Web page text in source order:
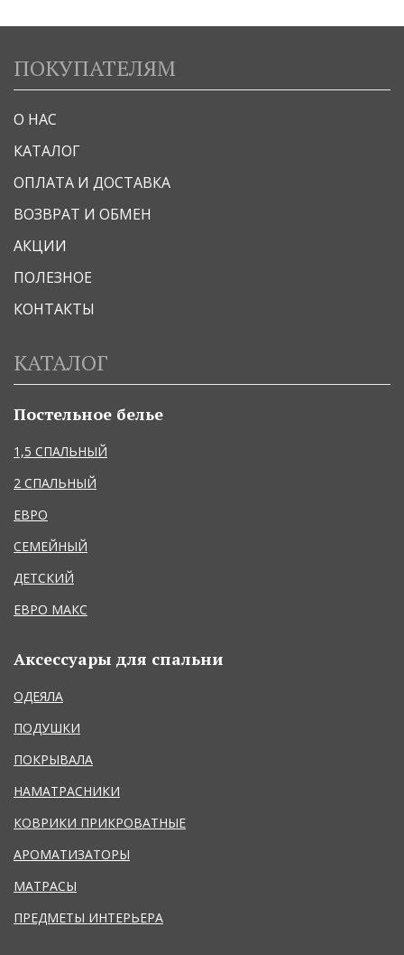
ПОКУПАТЕЛЯМ
О НАС
КАТАЛОГ
ОПЛАТА И ДОСТАВКА
ВОЗВРАТ И ОБМЕН
АКЦИИ
ПОЛЕЗНОЕ
КОНТАКТЫ
КАТАЛОГ
Постельное белье
1,5 СПАЛЬНЫЙ
2 СПАЛЬНЫЙ
ЕВРО
СЕМЕЙНЫЙ
ДЕТСКИЙ
ЕВРО МАКС
Аксессуары для спальни
ОДЕЯЛА
ПОДУШКИ
ПОКРЫВАЛА
НАМАТРАСНИКИ
КОВРИКИ ПРИКРОВАТНЫЕ
АРОМАТИЗАТОРЫ
МАТРАСЫ
ПРЕДМЕТЫ ИНТЕРЬЕРА